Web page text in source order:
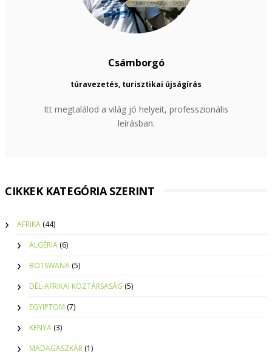
Csámborgó
túravezetés, turisztikai újságírás
Itt megtalálod a világ jó helyeit, professzionális
leírásban.
CIKKEK KATEGÓRIA SZERINT
AFRIKA (44)
ALGÉRIA (6)
BOTSWANA (5)
DÉL-AFRIKAI KÖZTÁRSASÁG (5)
EGYIPTOM (7)
KENYA (3)
MADAGASZKÁR (1)